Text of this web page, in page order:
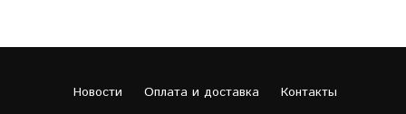
Новости Оплата и доставка
Контакты